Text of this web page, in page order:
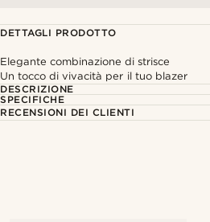
DETTAGLI PRODOTTO
Elegante combinazione di strisce
Un tocco di vivacità per il tuo blazer
DESCRIZIONE
SPECIFICHE
RECENSIONI DEI CLIENTI